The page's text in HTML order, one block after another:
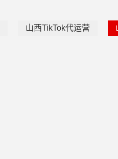
山西TikTok代运营